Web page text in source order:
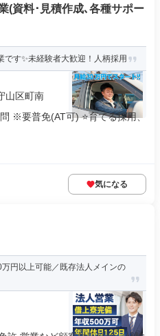
(資料･見積作成､各種サポー
す✨未経験者大歓迎！人柄採用
山区町南
※要普免(AT可) ⭐育てる採用、
気になる
円以上可能／既存法人メインの